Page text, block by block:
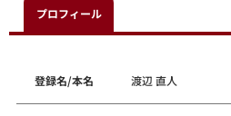
プロフィール
登録名/本名 渡辺 直人